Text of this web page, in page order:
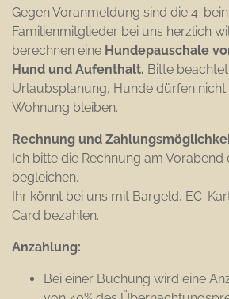
Gegen Voranmeldung sind die 4-
Familienmitglieder bei uns herzlich
berechnen eine Hundepauschale
Hund und Aufenthalt. Bitte
Urlaubsplanung, Hunde dürfen nicht
Wohnung bleiben.
Rechnung und
Ich bitte die Rechnung am Vorabend
begleichen.
Ihr könnt bei uns mit Bargeld, EC-
Card bezahlen.
Anzahlung:
Bei einer Buchung wird eine